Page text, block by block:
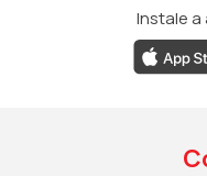
Instale